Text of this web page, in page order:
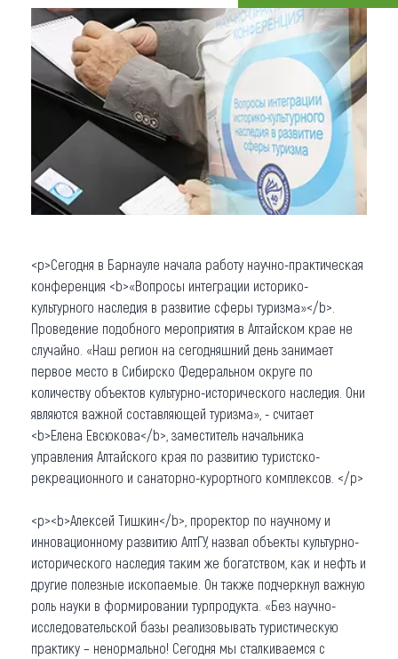
Что привезти (сувениры)
О регионе
Коллекция впечатлений
Другие рубрики
<p>Сегодня в Барнауле начала работу научно-практическая
конференция <b>«Вопросы интеграции историко-
культурного наследия в развитие сферы туризма»</b>.
Проведение подобного мероприятия в Алтайском крае не
случайно. «Наш регион на сегодняшний день занимает
первое место в Сибирско Федеральном округе по
количеству объектов культурно-исторического наследия. Они
являются важной составляющей туризма», - считает
<b>Елена Евсюкова</b>, заместитель начальника
управления Алтайского края по развитию туристско-
рекреационного и санаторно-курортного комплексов. </p>
<p><b>Алексей Тишкин</b>, проректор по научному и
инновационному развитию АлтГУ, назвал объекты культурно-
исторического наследия таким же богатством, как и нефть и
другие полезные ископаемые. Он также подчеркнул важную
роль науки в формировании турпродукта. «Без научно-
исследовательской базы реализовывать туристическую
практику – ненормально! Сегодня мы сталкиваемся с